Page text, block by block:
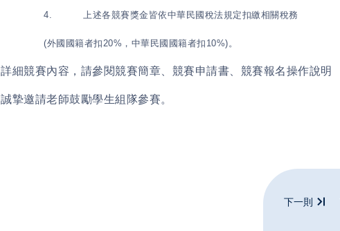
4. 上述各競賽獎金皆依中華民國稅法規定扣繳相關稅務
(外國國籍者扣20% ，中華民國國籍者扣 10%)。
詳細競賽內容，請參閱競賽簡章、競賽申請書、競賽報名操作說明
誠摯邀請老師鼓勵學生組隊參賽。
下一則